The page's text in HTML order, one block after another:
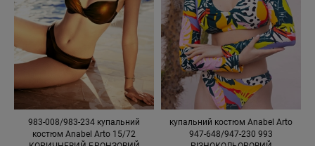
983-008/983-234 купальний
костюм Anabel Arto 15/72
купальний костюм Anabel Arto
947-648/947-230 993